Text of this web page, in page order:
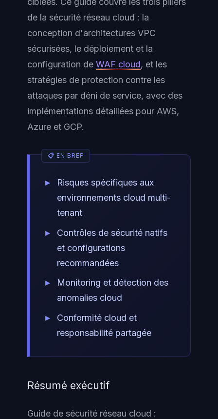
de la sécurité réseau cloud : la
conception d'architectures VPC
sécurisées, le déploiement et la
configuration de WAF cloud, et les
stratégies de protection contre les
attaques par déni de service, avec des
implémentations détaillées pour AWS,
Azure et GCP.
Risques spécifiques aux
environnements cloud multi-
tenant
Contrôles de sécurité natifs
et configurations
recommandées
Monitoring et détection des
anomalies cloud
Conformité cloud et
responsabilité partagée
Résumé exécutif
Guide de sécurité réseau cloud :